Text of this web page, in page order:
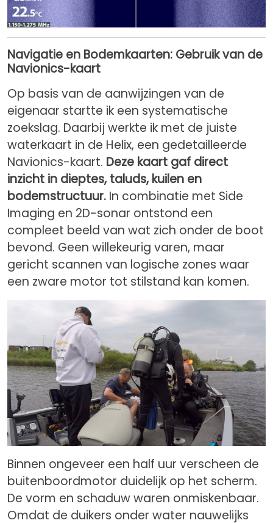
Navigatie en Bodemkaarten: Gebruik van de
Navionics-kaart
Op basis van de aanwijzingen van de
eigenaar startte ik een systematische
zoekslag. Daarbij werkte ik met de juiste
waterkaart in de Helix, een gedetailleerde
Navionics-kaart. Deze kaart gaf direct
inzicht in dieptes, taluds, kuilen en
bodemstructuur. In combinatie met Side
Imaging en 2D-sonar ontstond een
compleet beeld van wat zich onder de boot
bevond. Geen willekeurig varen, maar
gericht scannen van logische zones waar
een zware motor tot stilstand kan komen.
Binnen ongeveer een half uur verscheen de
buitenboordmotor duidelijk op het scherm.
De vorm en schaduw waren onmiskenbaar.
Omdat de duikers onder water nauwelijks